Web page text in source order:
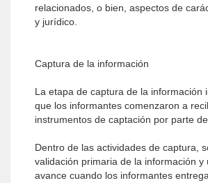
relacionados, o bien, aspectos de
y jurídico.
Captura de la información
La etapa de captura de la información
que los informantes comenzaron a
instrumentos de captación por parte de
Dentro de las actividades de captura,
validación primaria de la información y
avance cuando los informantes